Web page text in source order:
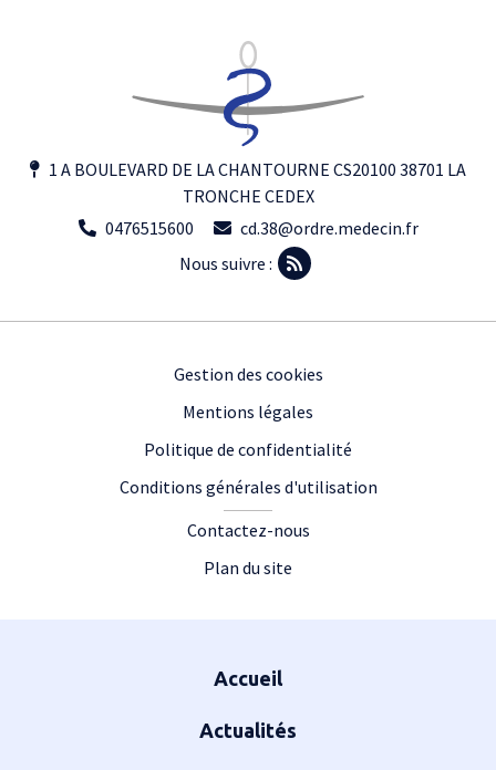
1 A BOULEVARD DE LA CHANTOURNE CS20100 38701 LA
TRONCHE CEDEX
0476515600
cd.38@ordre.medecin.fr
Nous suivre :
Gestion des cookies
Mentions légales
Politique de confidentialité
Conditions générales d'utilisation
Contactez-nous
Plan du site
Accueil
Actualités